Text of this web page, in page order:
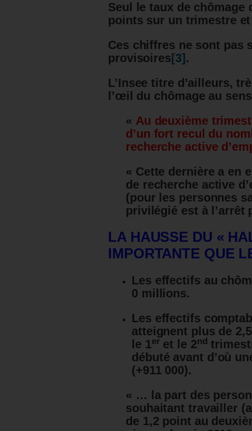
Seul le taux de chômage
points sur un trimestre
Ces chiffres ne sont pas
provisoires [3] .
L’Insee titre d’ailleurs,
l’œil du chômage au
« Au deuxième
d’un fort recul du
recherche active
« Cette dernière a en
de recherche active
(pour les personnes
privilégié est à l’arrêt
LA HAUSSE DU «
IMPORTANTE QUE
Les effectifs au
0 millions.
Les effectifs
atteignent plus de
le 1eret le 2nd
débuté avant d’où
(+911 000).
« … la part des
souhaitant travailler
de 1,2 point au